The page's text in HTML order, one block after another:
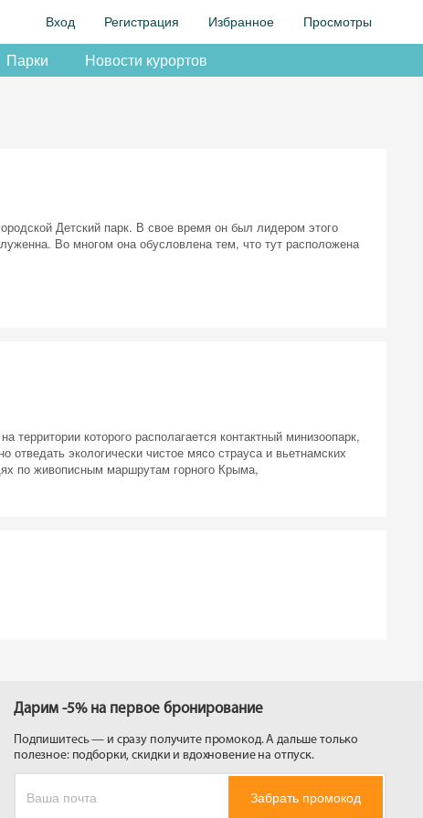
Вход Регистрация Избранное Просмотры
Парки Новости курортов
Детский парк. В свое время он был лидером этого
Во многом она обусловлена тем, что тут расположена
которого располагается контактный минизоопарк,
экологически чистое мясо страуса и вьетнамских
по живописным маршрутам горного Крыма,
Дарим -5% на первое бронирование
Подпишитесь — и сразу получите промокод. А дальше только
полезное: подборки, скидки и вдохновение на отпуск.
Забрать промокод
на